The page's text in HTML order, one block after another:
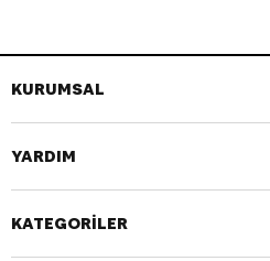
KURUMSAL
YARDIM
KATEGORİLER